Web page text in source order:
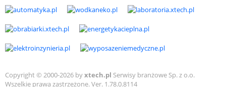
Copyright © 2000-2026 byxtech.pl Serwisy branżowe Sp. z o.o.
Wszelkie prawa zastrzeżone. Ver. 1.78.0.8114